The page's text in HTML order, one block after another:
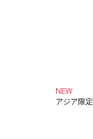
NEW
アジア限定